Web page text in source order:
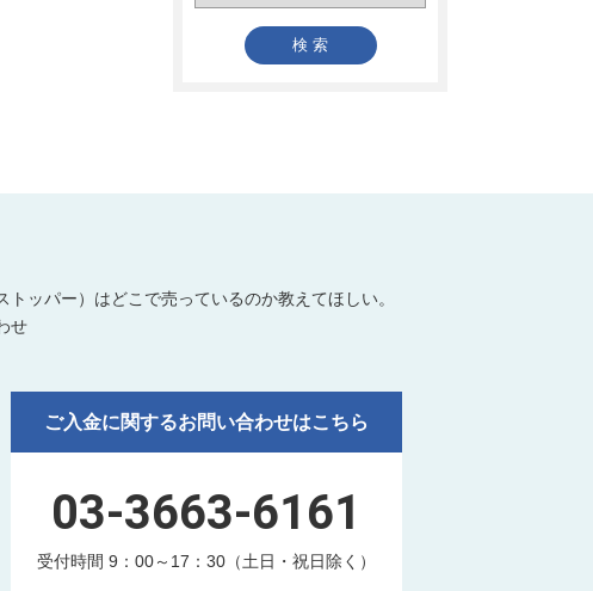
トッパー）はどこで売っているのか教えてほしい。
せ
ご入金に関するお問い合わせはこちら
03-3663-6161
受付時間 9：00～17：30（土日・祝日除く）